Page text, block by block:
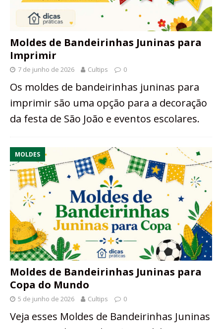
Moldes de Bandeirinhas Juninas para
Imprimir
7 de junho de 2026 Cultips 0
Os moldes de bandeirinhas juninas para
imprimir são uma opção para a decoração
da festa de São João e eventos escolares.
MOLDES
Moldes de Bandeirinhas Juninas para
Copa do Mundo
5 de junho de 2026 Cultips 0
Veja esses Moldes de Bandeirinhas Juninas